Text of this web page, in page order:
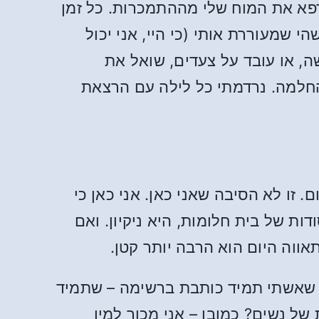
את המוח שלי מההתמכרות. כל זמן
אותי (כי היי, אני יכול
או עובד על צעדים, שואל את
נרדמתי כל לילה עם הרצאת
זו לא הסיבה שאני כאן. אני כאן כי
של בית חלומות, היא ניקיון. ואם
היום הוא הרבה יותר קטן.
שאשתי תמיד כותבת ברשימה – שתמיד
נשים? כמובן – אני מכור למין